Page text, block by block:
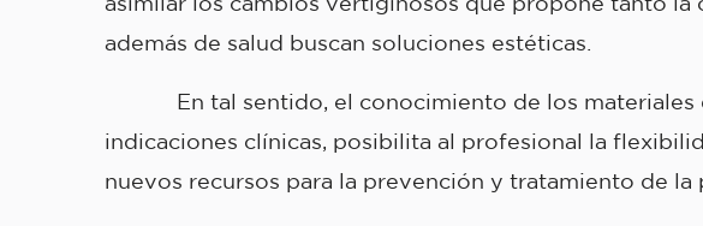
además de salud buscan soluciones estéticas.
En tal sentido, el conocimiento de los materiales
indicaciones clínicas, posibilita al profesional la
nuevos recursos para la prevención y tratamiento de